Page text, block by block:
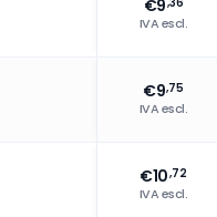
€9
IVA escl.
€9,75
IVA escl.
€10,72
IVA escl.